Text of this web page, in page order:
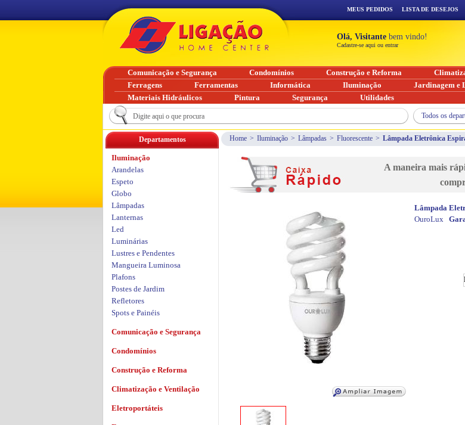
Home > Iluminação > Lâmpadas > Fluorescente > Lâmpada Eletrônica
A maneira mais
Lâmpada
OuroLux
Departamentos
Iluminação
Arandelas
Espeto
Globo
Lâmpadas
Lanternas
Led
Luminárias
Lustres e Pendentes
Mangueira Luminosa
Plafons
Postes de Jardim
Refletores
Spots e Painéis
Comunicação e Segurança
Condomínios
Construção e Reforma
Climatização e Ventilação
Eletroportáteis
MEUS PEDIDOS LISTA DE DESEJOS
Olá, Visitante bem vindo!
Cadastre-se aqui ou entrar
Comunicação e Segurança Condomínios Construção e Reforma
Ferragens
Ferramentas Informática Iluminação Jardinagem e
Materiais Hidráulicos
Pintura Segurança Utilidades
Todos os